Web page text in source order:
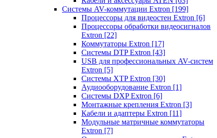
Системы AV-коммутации Extron [199]
Процессоры для видеостен Extron [6]
Процессоры обработки видеосигналов
Extron [22]
Коммутаторы Extron [17]
Системы DTP Extron [43]
USB для профессиональных AV-систем
Extron [5]
Системы XTP Extron [30]
Аудиооборудование Extron [1]
Системы DXP Extron [6]
Монтажные крепления Extron [3]
Кабели и адаптеры Extron [11]
Модульные матричные коммутаторы
Extron [7]